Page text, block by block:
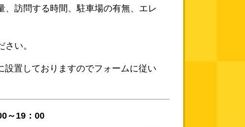
訪問する時間、駐車場の有無、エレ
い。
置しておりますのでフォームに従い
～19：00